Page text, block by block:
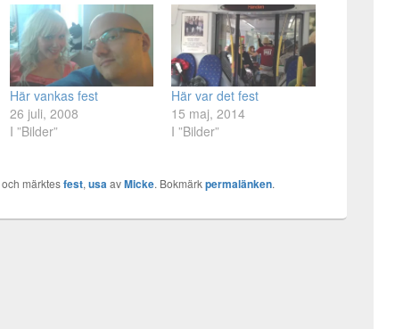
Här vankas fest
26 juli, 2008
I ”Bilder”
Här var det fest
15 maj, 2014
I ”Bilder”
och märktesfest, usaavMicke. Bokmärkpermalänken.